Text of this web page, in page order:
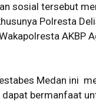
sosial tersebut
Polresta
AKBP
Medan ini
bermanfaat